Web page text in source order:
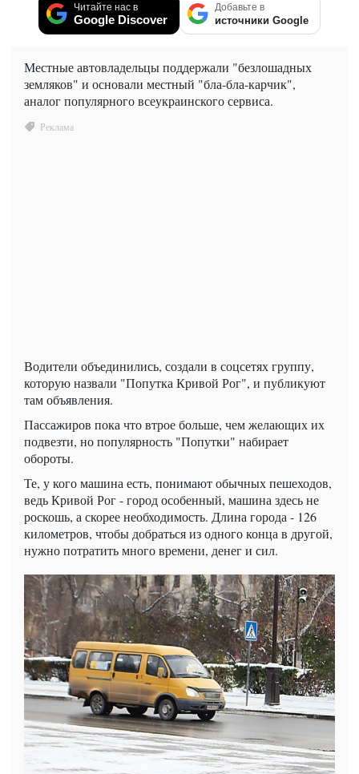
Читайте нас в
Google Discover
Добавьте в
источники Google
Местные автовладельцы поддержали "безлошадных
земляков" и основали местный "бла-бла-карчик",
аналог популярного всеукраинского сервиса.
Водители объединились, создали в соцсетях группу,
которую назвали "Попутка Кривой Рог", и публикуют
там объявления.
Пассажиров пока что втрое больше, чем желающих их
подвезти, но популярность "Попутки" набирает
обороты.
Те, у кого машина есть, понимают обычных пешеходов,
ведь Кривой Рог - город особенный, машина здесь не
роскошь, а скорее необходимость. Длина города - 126
километров, чтобы добраться из одного конца в другой,
нужно потратить много времени, денег и сил.